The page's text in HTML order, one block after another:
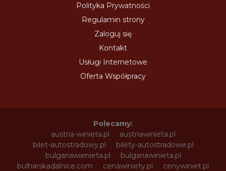
Polityka Prywatności
Regulamin strony
Zaloguj się
Kontakt
Usługi Internetowe
Oferta Współpracy
Polecamy:
austria-winieta.pl
austriawinieta.pl
bilet-autostradowy.pl
bilety-autostradowe.pl
bulgariawienieta.pl
bulgariawinieta.pl
bulharskadalnice.com
cenawiniety.pl
cenywiniet.pl